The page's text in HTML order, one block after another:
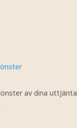
av dina uttjänta